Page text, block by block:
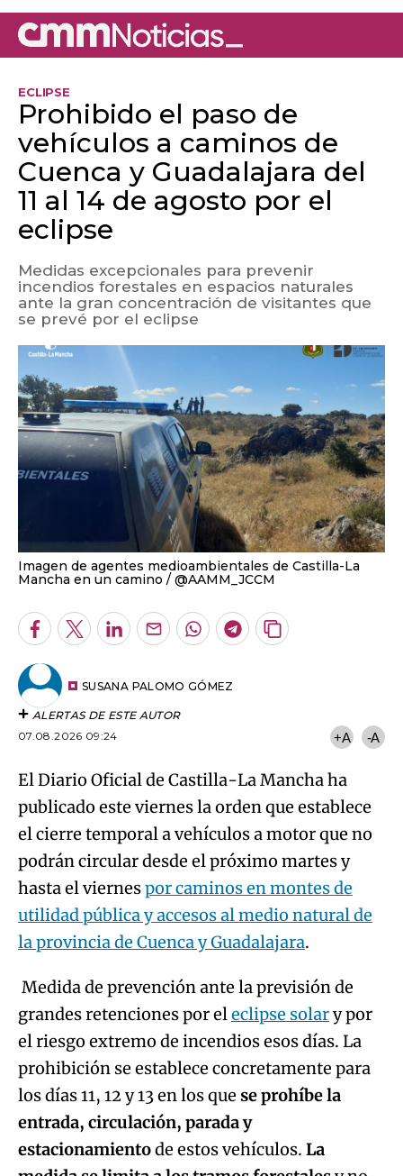
ECLIPSE
Prohibido el paso de
vehículos a caminos de
Cuenca y Guadalajara del
11 al 14 de agosto por el
eclipse
Medidas excepcionales para prevenir
incendios forestales en espacios naturales
ante la gran concentración de visitantes que
se prevé por el eclipse
Imagen de agentes medioambientales de Castilla-La
Mancha en un camino
@AAMM_JCCM
Facebook
TwitterLinkedInEnviarWhatsapp
Telegram
Copiar
SUSANA PALOMO GÓMEZ
ALERTAS DE ESTE AUTOR
07.08.2026 09:24
+A -A
El Diario Oficial de Castilla-La Mancha ha
publicado este viernes la orden que establece
el cierre temporal a vehículos a motor que no
podrán circular desde el próximo martes y
hasta el viernespor caminos en montes de
utilidad pública y accesos al medio natural de
la provincia de Cuenca y Guadalajara.
Medida de prevención ante la previsión de
grandes retenciones por eleclipse solary por
el riesgo extremo de incendios esos días. La
prohibición se establece concretamente para
los días 11, 12 y 13 en los que se prohíbe la
entrada, circulación, parada y
estacionamientode estos vehículos. La